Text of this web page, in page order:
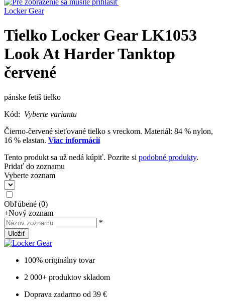
Locker Gear
Tielko Locker Gear LK1053
Look At Harder Tanktop
červené
pánske fetiš tielko
Kód: Vyberte variantu
Čierno-červené sieťované tielko s vreckom. Materiál: 84 % nylon,
16 % elastan. Viac informácií
Tento produkt sa už nedá kúpiť. Pozrite si podobné produkty.
Pridať do zoznamu
Vyberte zoznam
Obľúbené (0)
+Nový zoznam
*
Uložiť
100% originálny tovar
2 000+ produktov skladom
Doprava zadarmo od 39 €